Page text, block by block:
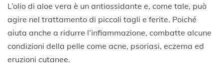
L’olio di aloe vera è un antiossidante e, come tale, può
agire nel trattamento di piccoli tagli e ferite. Poiché
aiuta anche a ridurre l’infiammazione, combatte alcune
condizioni della pelle come acne, psoriasi, eczema ed
eruzioni cutanee.